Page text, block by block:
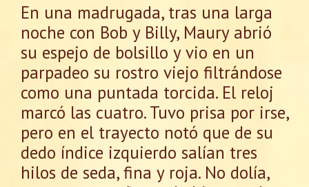
En una madrugada, tras una larga
noche con Bob y Billy, Maury abrió
su espejo de bolsillo y vio en un
parpadeo su rostro viejo filtrándose
como una puntada torcida. El reloj
marcó las cuatro. Tuvo prisa por irse,
pero en el trayecto notó que de su
dedo índice izquierdo salían tres
hilos de seda, fina y roja. No dolía,